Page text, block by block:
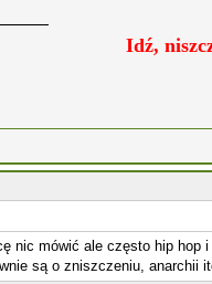
Idź,
nic mówić ale często hip
są o zniszczeniu, anarchii